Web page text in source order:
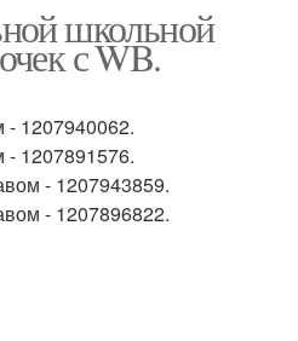
школьной
с WB.
- 1207940062.
1207891576.
- 1207943859.
- 1207896822.